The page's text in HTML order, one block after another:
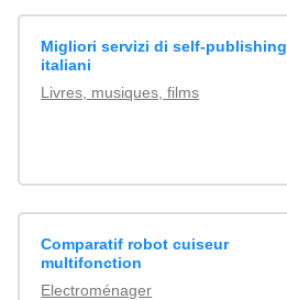
Migliori servizi di self-publishing
italiani
Livres, musiques, films
Comparatif robot cuiseur
multifonction
Electroménager